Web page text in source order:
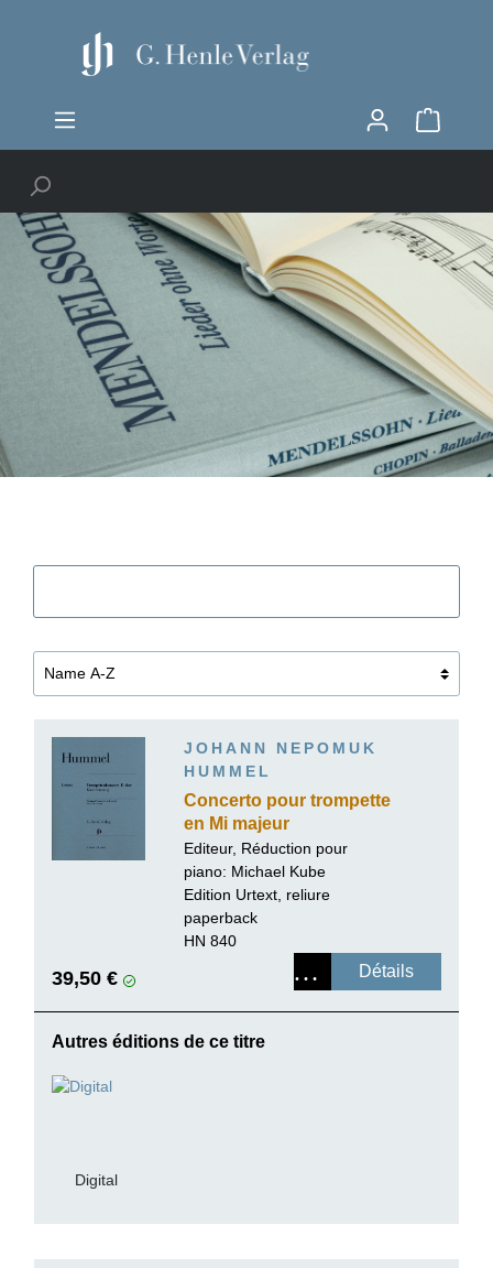
JOHANN NEPOMUK
HUMMEL
Concerto pour trompette
en Mi majeur
Editeur, Réduction pour
piano: Michael Kube
Edition Urtext, reliure
paperback
HN 840
39,50 € Détails
Autres éditions de ce titre
Digital